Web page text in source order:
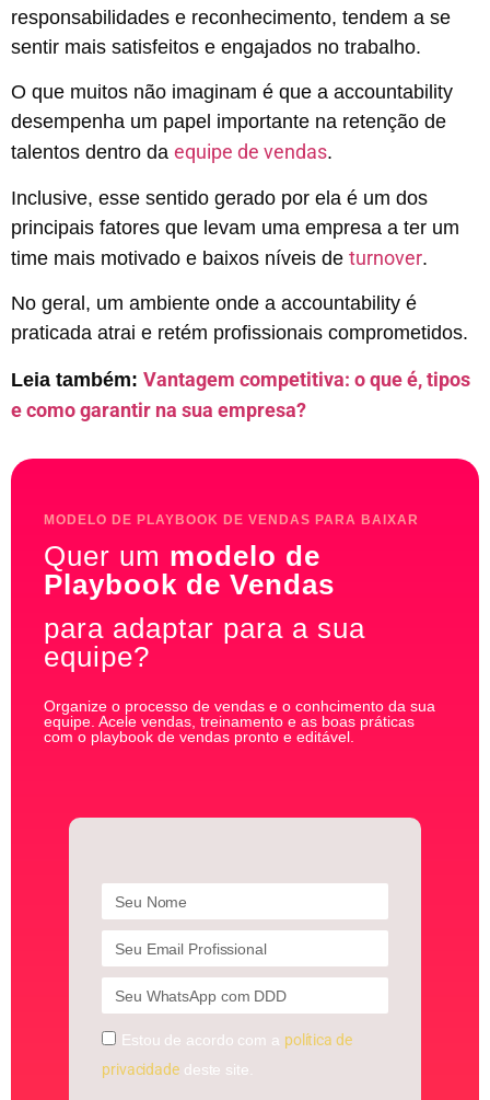
responsabilidades e reconhecimento, tendem a se
sentir mais satisfeitos e engajados no trabalho.
O que muitos não imaginam é que a accountability
desempenha um papel importante na retenção de
talentos dentro da equipe de vendas.
Inclusive, esse sentido gerado por ela é um dos
principais fatores que levam uma empresa a ter um
time mais motivado e baixos níveis de turnover.
No geral, um ambiente onde a accountability é
praticada atrai e retém profissionais comprometidos.
Leia também: Vantagem competitiva: o que é, tipos
e como garantir na sua empresa?
MODELO DE PLAYBOOK DE VENDAS PARA BAIXAR
Quer um modelo de
Playbook de Vendas
para adaptar para a sua
equipe?
Organize o processo de vendas e o conhcimento da sua
equipe. Acele vendas, treinamento e as boas práticas
com o playbook de vendas pronto e editável.
Estou de acordo com a política de
privacidadedeste site.